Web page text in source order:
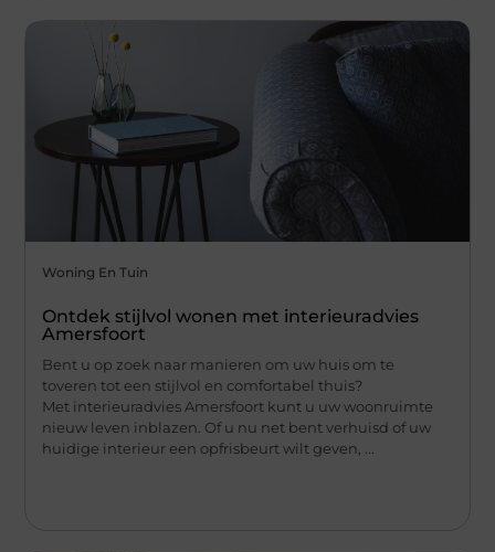
Woning En Tuin
Ontdek stijlvol wonen met interieuradvies
Amersfoort
Bent u op zoek naar manieren om uw huis om te
toveren tot een stijlvol en comfortabel thuis?
Met interieuradvies Amersfoort kunt u uw woonruimte
nieuw leven inblazen. Of u nu net bent verhuisd of uw
huidige interieur een opfrisbeurt wilt geven, ...